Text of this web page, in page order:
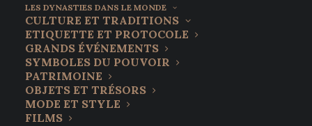
LES DYNASTIES DANS LE MONDE
CULTURE ET TRADITIONS
ETIQUETTE ET PROTOCOLE
GRANDS ÉVÉNEMENTS
SYMBOLES DU POUVOIR
PATRIMOINE
OBJETS ET TRÉSORS
MODE ET STYLE
FILMS